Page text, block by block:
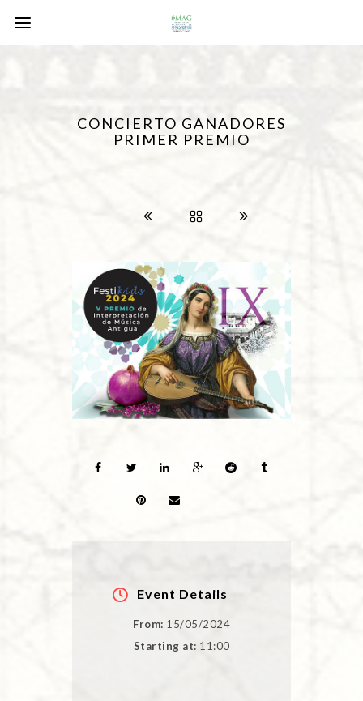
CONCIERTO GANADORES
PRIMER PREMIO
Event Details
From: 15/05/2024
Starting at: 11:00